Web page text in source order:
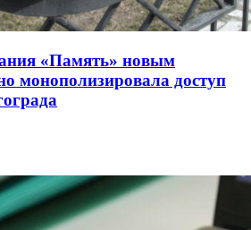
«Память» новым
монополизировала доступ